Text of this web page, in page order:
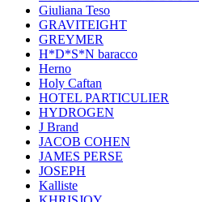
Giuliana Teso
GRAVITEIGHT
GREYMER
H*D*S*N baracco
Herno
Holy Caftan
HOTEL PARTICULIER
HYDROGEN
J Brand
JACOB COHEN
JAMES PERSE
JOSEPH
Kalliste